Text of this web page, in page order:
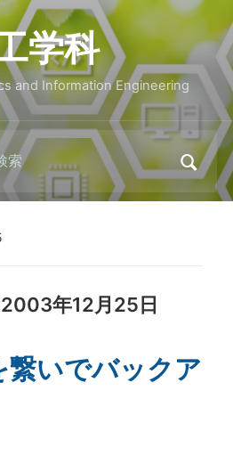
学科
and Information Engineering
2003年12月25日
繋いでバックア